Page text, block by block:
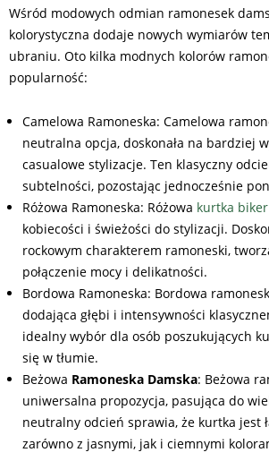
Wśród modowych odmian ramonesek
kolorystyczna dodaje nowych wymiarów
ubraniu. Oto kilka modnych kolorów
popularność:
Camelowa Ramoneska: Camelowa
neutralna opcja, doskonała na bardziej
casualowe stylizacje. Ten klasyczny
subtelności, pozostając jednocześnie
Różowa Ramoneska: Różowa kurtka biker
kobiecości i świeżości do stylizacji.
rockowym charakterem ramoneski,
połączenie mocy i delikatności.
Bordowa Ramoneska: Bordowa
dodająca głębi i intensywności
idealny wybór dla osób poszukujących
się w tłumie.
Beżowa Ramoneska Damska: Beżowa
uniwersalna propozycja, pasująca do
neutralny odcień sprawia, że kurtka jest
zarówno z jasnymi, jak i ciemnymi